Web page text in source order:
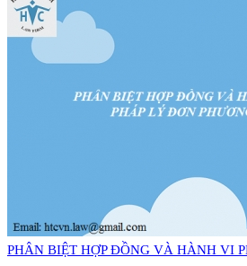
PHÂN BIỆT HỢP ĐỒNG VÀ HÀNH VI